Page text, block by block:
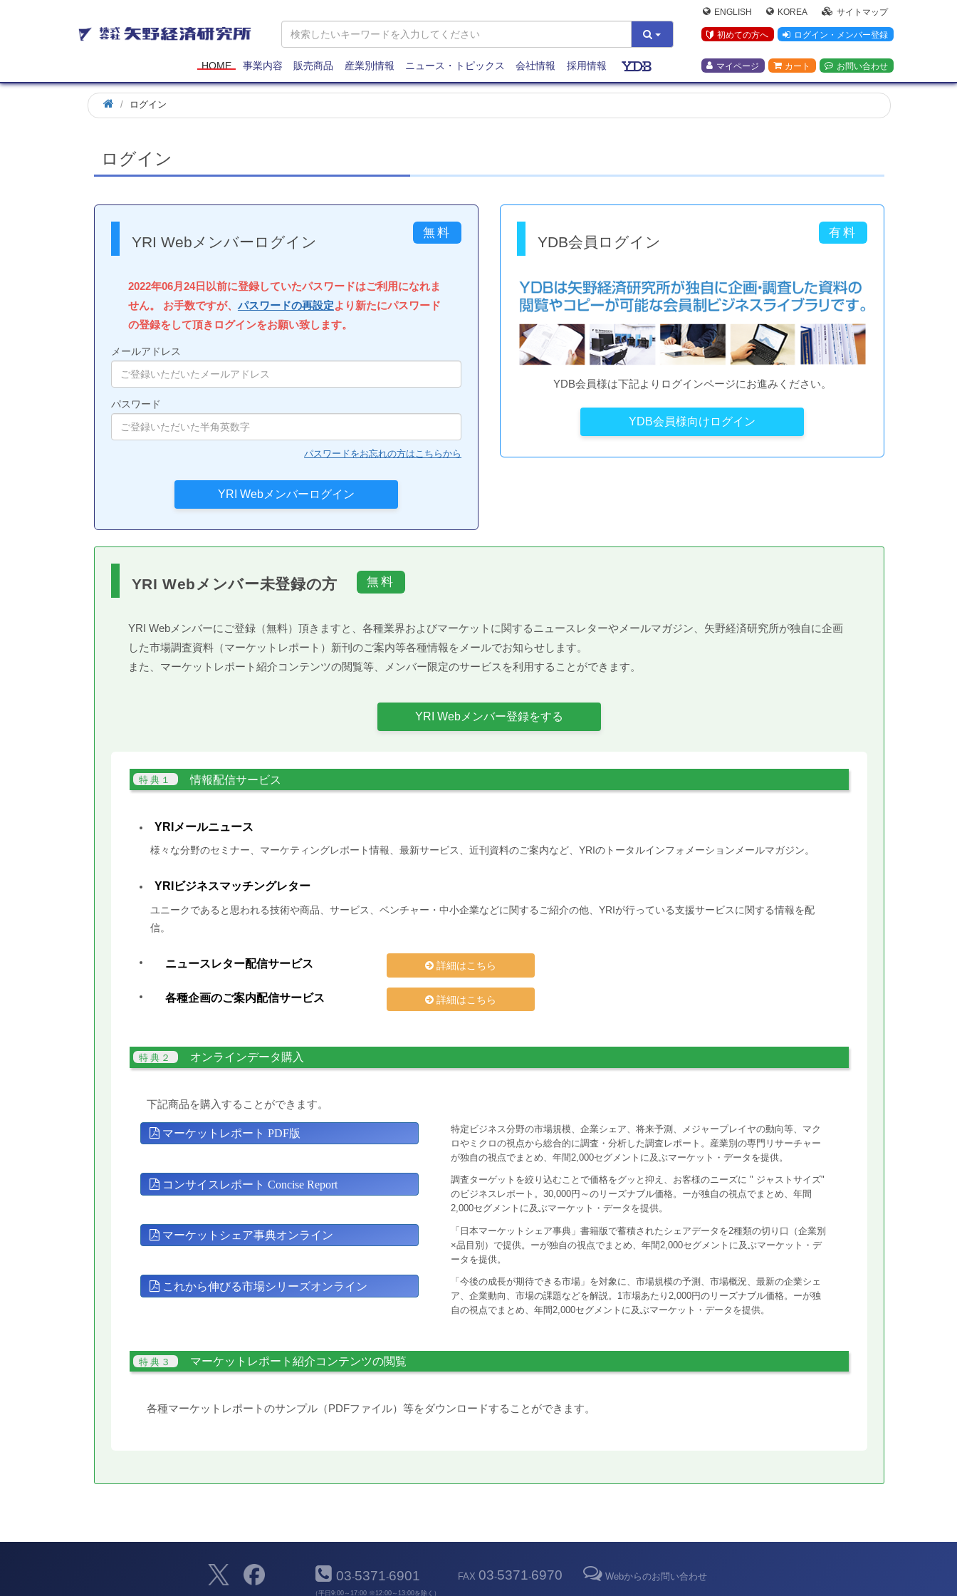
矢
野
研
究
所
ENGLISH KOREA サイトマップ
初めての方へ ログイン・メンバー登録
マイページ カート お問い合わせ
HOME 事業内容 販売商品 産業別情報 ニュース・トピックス 会社情報 採用情報
ログイン
ログイン
YRI Webメンバーログイン
2022年06月24日以前に登録していたパスワードはご利用になれま
せん。 お手数ですが、 パスワードの再設定より新たにパスワード
の登録をして頂きログインをお願い致します。
メールアドレス
パスワード
パスワードをお忘れの方はこちらから
YDB会員ログイン
YDB会員様は下記よりログインページにお進みください。
YDB会員様向けログイン
YRI Webメンバー未登録の方
YRI Webメンバーにご登録（無料）頂きますと、各種業界およびマーケットに関するニュースレターやメールマガジン、矢野経済研究所が独自に企画
した市場調査資料（マーケットレポート）新刊のご案内等各種情報をメールでお知らせします。
また、マーケットレポート紹介コンテンツの閲覧等、メンバー限定のサービスを利用することができます。
YRI Webメンバー登録をする
情報配信サービス
YRIメールニュース
様々な分野のセミナー、マーケティングレポート情報、最新サービス、近刊資料のご案内など、YRIのトータルインフォメーションメールマガジン。
YRIビジネスマッチングレター
ユニークであると思われる技術や商品、サービス、ベンチャー・中小企業などに関するご紹介の他、YRIが行っている支援サービスに関する情報を配
信。
ニュースレター配信サービス 詳細はこちら
各種企画のご案内配信サービス 詳細はこちら
オンラインデータ購入
下記商品を購入することができます。
マーケットレポート PDF版
特定ビジネス分野の市場規模、企業シェア、将来予測、メジャープレイヤの動向等、マク
ロやミクロの視点から総合的に調査・分析した調査レポート。産業別の専門リサーチャー
が独自の視点でまとめ、年間2,000セグメントに及ぶマーケット・データを提供。
コンサイスレポート Concise Report
調査ターゲットを絞り込むことで価格をグッと抑え、お客様のニーズに " ジャストサイズ"
のビジネスレポート。30,000円～のリーズナブル価格。ーが独自の視点でまとめ、年間
2,000セグメントに及ぶマーケット・データを提供。
マーケットシェア事典オンライン
「日本マーケットシェア事典」書籍版で蓄積されたシェアデータを2種類の切り口（企業別
×品目別）で提供。ーが独自の視点でまとめ、年間2,000セグメントに及ぶマーケット・デ
ータを提供。
これから伸びる市場シリーズオンライン
「今後の成長が期待できる市場」を対象に、市場規模の予測、市場概況、最新の企業シェ
ア、企業動向、市場の課題などを解説。1市場あたり2,000円のリーズナブル価格。ーが独
自の視点でまとめ、年間2,000セグメントに及ぶマーケット・データを提供。
マーケットレポート紹介コンテンツの閲覧
各種マーケットレポートのサンプル（PDFファイル）等をダウンロードすることができます。
03-5371-6901
（平日9:00～17:00 ※12:00～13:00を除く）
FAX 03-5371-6970 Webからのお問い合わせ